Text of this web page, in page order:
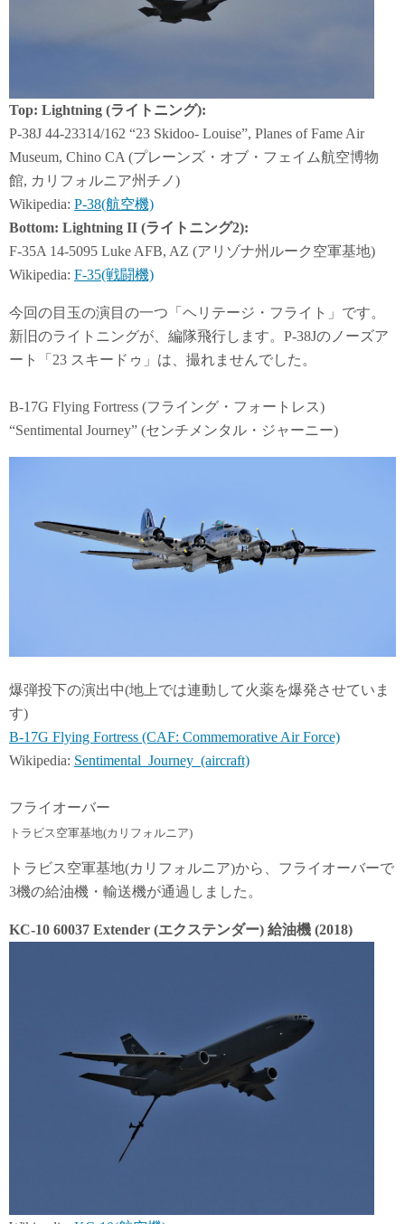
Top: Lightning (ライトニング):
P-38J 44-23314/162 “23 Skidoo- Louise”, Planes of Fame Air
Museum, Chino CA (プレーンズ・オブ・フェイム航空博物
館, カリフォルニア州チノ)
Wikipedia: P-38(航空機)
Bottom: Lightning II (ライトニング2):
F-35A 14-5095 Luke AFB, AZ (アリゾナ州ルーク空軍基地)
Wikipedia: F-35(戦闘機)
今回の目玉の演目の一つ「ヘリテージ・フライト」です。
新旧のライトニングが、編隊飛行します。P-38Jのノーズア
ート「23 スキードゥ」は、撮れませんでした。
B-17G Flying Fortress (フライング・フォートレス)
“Sentimental Journey” (センチメンタル・ジャーニー)
爆弾投下の演出中(地上では連動して火薬を爆発させていま
す)
B-17G Flying Fortress (CAF: Commemorative Air Force)
Wikipedia: Sentimental_Journey_(aircraft)
フライオーバー
トラビス空軍基地(カリフォルニア)
トラビス空軍基地(カリフォルニア)から、フライオーバーで
3機の給油機・輸送機が通過しました。
KC-10 60037 Extender (エクステンダー) 給油機 (2018)